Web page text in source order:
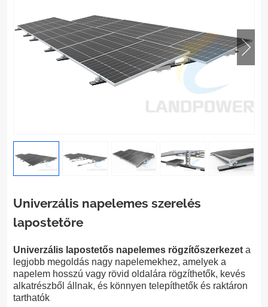
Univerzális napelemes szerelés
lapostetőre
Univerzális lapostetős napelemes rögzítőszerkezet a
legjobb megoldás nagy napelemekhez, amelyek a
napelem hosszú vagy rövid oldalára rögzíthetők, kevés
alkatrészből állnak, és könnyen telepíthetők és raktáron
tarthatók